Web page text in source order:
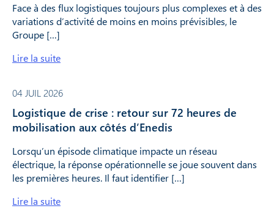
Face à des flux logistiques toujours plus complexes et à des
variations d’activité de moins en moins prévisibles, le
Groupe […]
Lire la suite
04 JUIL 2026
Logistique de crise : retour sur 72 heures de
mobilisation aux côtés d’Enedis
Lorsqu’un épisode climatique impacte un réseau
électrique, la réponse opérationnelle se joue souvent dans
les premières heures. Il faut identifier […]
Lire la suite